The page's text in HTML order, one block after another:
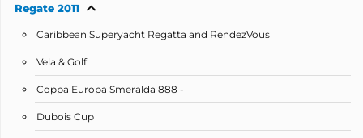
Regate 2011
Caribbean Superyacht Regatta and RendezVous
Vela & Golf
Coppa Europa Smeralda 888 -
Dubois Cup